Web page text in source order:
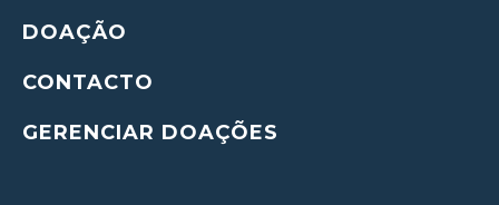
DOAÇÃO
CONTACTO
GERENCIAR DOAÇÕES